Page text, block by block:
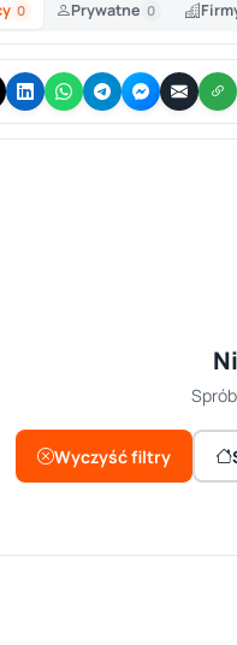
0 Prywatne 0
Wyczyść filtry